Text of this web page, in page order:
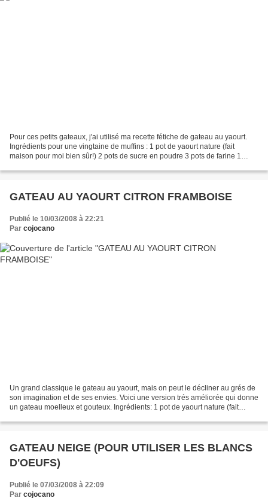
Pour ces petits gateaux, j'ai utilisé ma recette fétiche de gateau au yaourt.
Ingrédients pour une vingtaine de muffins : 1 pot de yaourt nature (fait
maison pour moi bien sûr!) 2 pots de sucre en poudre 3 pots de farine 1
GATEAU AU YAOURT CITRON FRAMBOISE
Publié le 10/03/2008 à 22:21
Par cojocano
Un grand classique le gateau au yaourt, mais on peut le décliner au grés de
son imagination et de ses envies. Voici une version trés améliorée qui donne
un gateau moelleux et gouteux. Ingrédients: 1 pot de yaourt nature (fait
GATEAU NEIGE (POUR UTILISER LES BLANCS
D'OEUFS)
Publié le 07/03/2008 à 22:09
Par cojocano